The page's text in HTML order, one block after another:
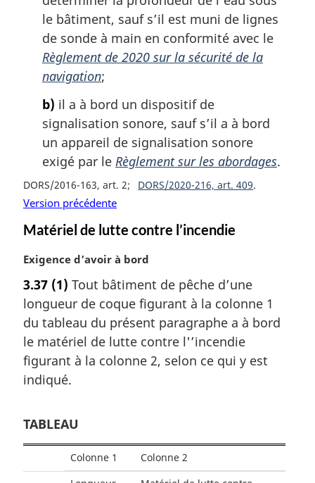
le bâtiment, sauf s’il est muni de lignes
de sonde à main en conformité avec le
Règlement de 2020 sur la sécurité de la
navigation;
b) il a à bord un dispositif de
signalisation sonore, sauf s’il a à bord
un appareil de signalisation sonore
exigé par le Règlement sur les abordages.
DORS/2016-163, art. 2 DORS/2020-216, art. 409
Version précédente
Matériel de lutte contre l’incendie
N
t
e
m
a
g
i
l
e
Exigence d’avoir à bord
3.37 (1) Tout bâtiment de pêche d’une
longueur de coque figurant à la colonne 1
du tableau du présent paragraphe a à bord
le matériel de lutte contre l'’incendie
figurant à la colonne 2, selon ce qui y est
indiqué.
TABLEAU
Colonne 1 Colonne 2